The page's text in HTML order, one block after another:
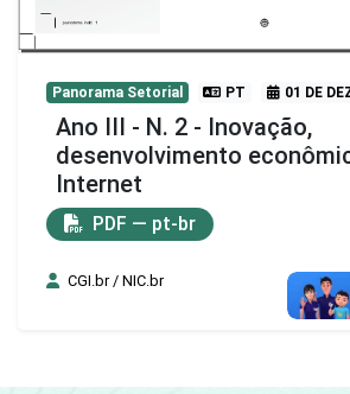
Panorama Setorial PT 01 DE
Ano III - N. 2 - Inovação,
desenvolvimento
Internet
PDF — pt-br
CGI.br / NIC.br